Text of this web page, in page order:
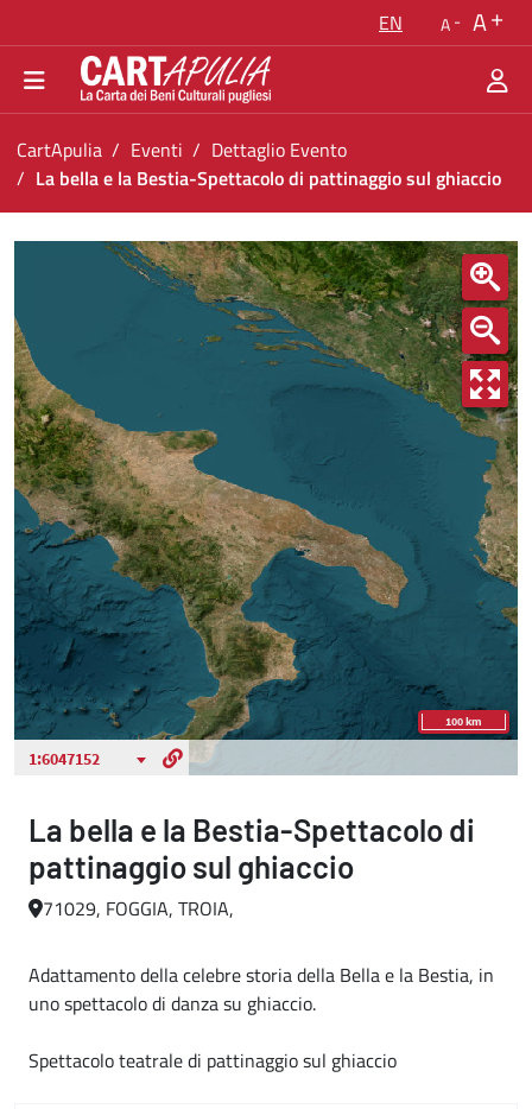
Go to navigation menu
Go to content
Go to the footer
EN A A
You are in:
CartApulia Eventi
Dettaglio Evento
La bella e la Bestia-Spettacolo di pattinaggio sul ghiaccio
La bella e la Bestia-Spettacolo di pattinaggio
La bella e la Bestia-Spettacolo di
pattinaggio sul ghiaccio
71029, FOGGIA, TROIA,
Adattamento della celebre storia della Bella e la Bestia, in
uno spettacolo di danza su ghiaccio.
Spettacolo teatrale di pattinaggio sul ghiaccio